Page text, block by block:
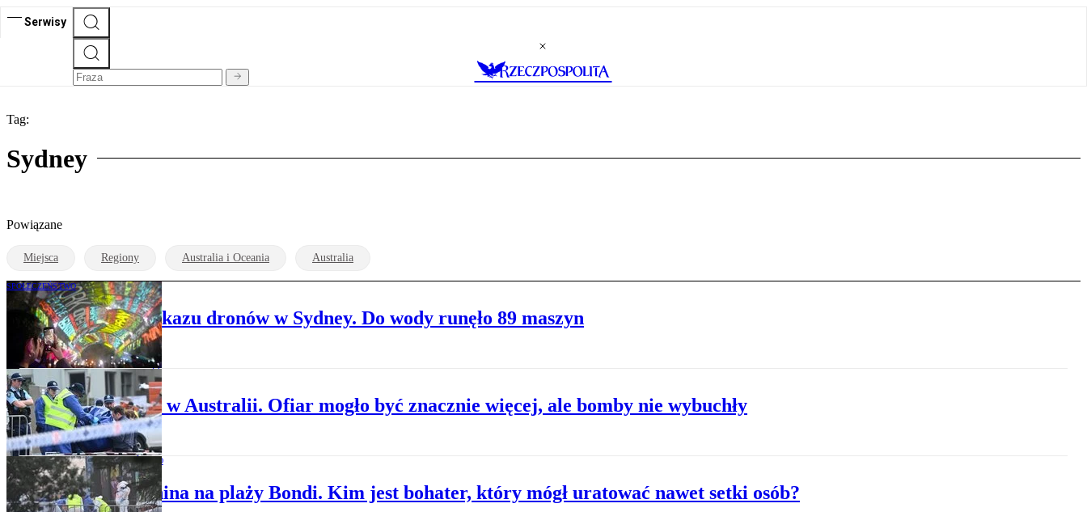
Serwisy
Tag:
Sydney
Powiązane
Miejsca Regiony Australia i Oceania Australia
SPOŁECZEŃSTWO
Awaria podczas pokazu dronów w Sydney. Do wody runęło 89 maszyn
PRZESTĘPCZOŚĆ
Zamach w Australii. Ofiar mogło być znacznie więcej, ale bomby nie wybuchły
SPOŁECZEŃSTWO
Strzelanina na plaży Bondi. Kim jest bohater, który mógł uratować nawet setki osób?